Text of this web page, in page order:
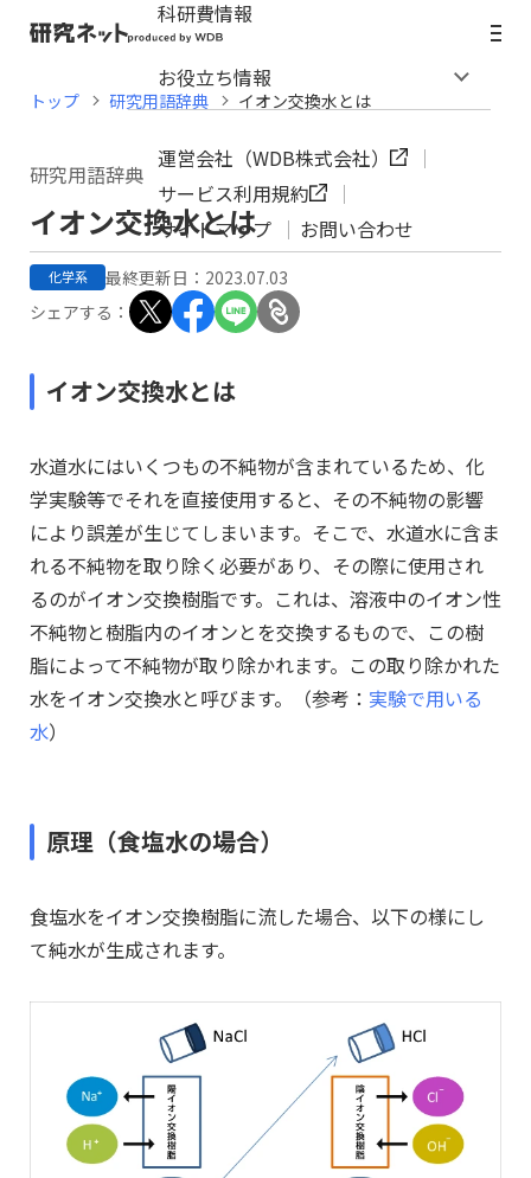
科研費情報
お役立ち情報
運営会社（WDB株式会社）
サービス利用規約
サイトマップ
お問い合わせ
トップ 研究用語辞典 イオン交換水とは
研究用語辞典
イオン交換水とは
化学系
最終更新日：2023.07.03
シェアする：
イオン交換水とは
水道水にはいくつもの不純物が含まれているため、化
学実験等でそれを直接使用すると、その不純物の影響
により誤差が生じてしまいます。そこで、水道水に含ま
れる不純物を取り除く必要があり、その際に使用され
るのがイオン交換樹脂です。これは、溶液中のイオン性
不純物と樹脂内のイオンとを交換するもので、この樹
脂によって不純物が取り除かれます。この取り除かれた
水をイオン交換水と呼びます。（参考： 実験で用いる
水）
原理（食塩水の場合）
食塩水をイオン交換樹脂に流した場合、以下の様にし
て純水が生成されます。